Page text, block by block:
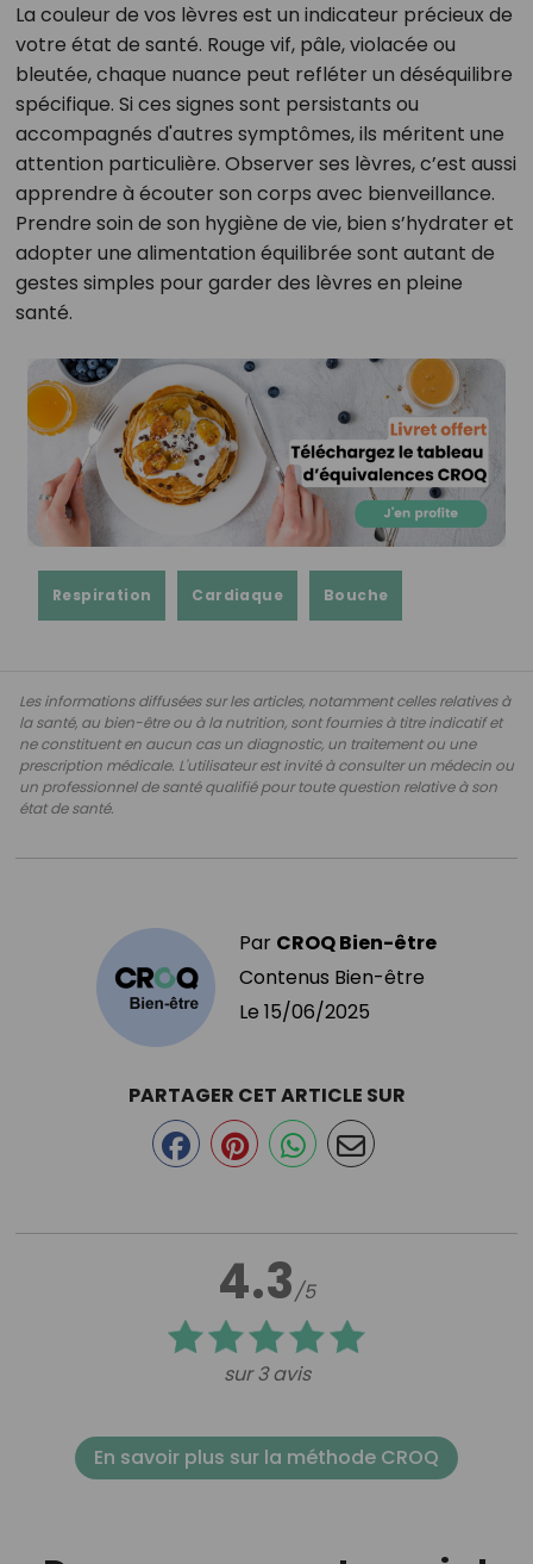
La couleur de vos lèvres est un indicateur précieux de
votre état de santé. Rouge vif, pâle, violacée ou
bleutée, chaque nuance peut refléter un déséquilibre
spécifique. Si ces signes sont persistants ou
accompagnés d'autres symptômes, ils méritent une
attention particulière. Observer ses lèvres, c’est aussi
apprendre à écouter son corps avec bienveillance.
Prendre soin de son hygiène de vie, bien s’hydrater et
adopter une alimentation équilibrée sont autant de
gestes simples pour garder des lèvres en pleine
santé.
Respiration Cardiaque Bouche
Les informations diffusées sur les articles, notamment celles relatives à
la santé, au bien-être ou à la nutrition, sont fournies à titre indicatif et
ne constituent en aucun cas un diagnostic, un traitement ou une
prescription médicale. L'utilisateur est invité à consulter un médecin ou
un professionnel de santé qualifié pour toute question relative à son
état de santé.
Par CROQ Bien-être
Contenus Bien-être
Le 15/06/2025
4.3/5
sur 3 avis
PARTAGER CET ARTICLE SUR
En savoir plus sur la méthode CROQ